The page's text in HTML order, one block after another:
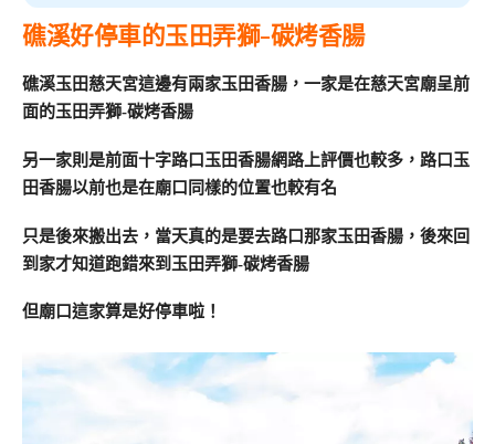
礁溪好停車的玉田弄獅-碳烤香腸
礁溪玉田慈天宮這邊有兩家玉田香腸，一家是在慈天宮廟呈前
面的玉田弄獅-碳烤香腸
另一家則是前面十字路口玉田香腸網路上評價也較多，路口玉
田香腸以前也是在廟口同樣的位置也較有名
只是後來搬出去，當天真的是要去路口那家玉田香腸，後來回
到家才知道跑錯來到玉田弄獅-碳烤香腸
但廟口這家算是好停車啦！